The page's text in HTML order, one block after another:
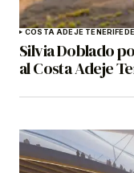
COSTA ADEJE TENERIFE
Silvia Doblado
al Costa Adeje